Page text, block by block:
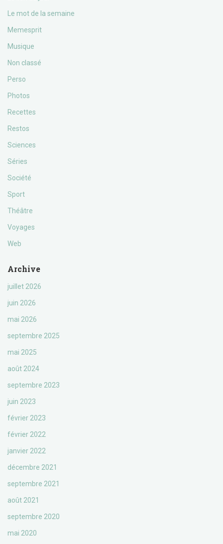
Le mot de la semaine
Memesprit
Musique
Non classé
Perso
Photos
Recettes
Restos
Sciences
Séries
Société
Sport
Théâtre
Voyages
Web
Archive
juillet 2026
juin 2026
mai 2026
septembre 2025
mai 2025
août 2024
septembre 2023
juin 2023
février 2023
février 2022
janvier 2022
décembre 2021
septembre 2021
août 2021
septembre 2020
mai 2020